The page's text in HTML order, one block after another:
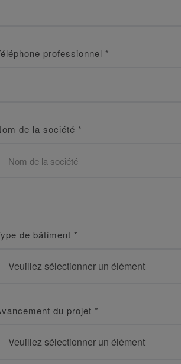
professionnel *
de la société *
de bâtiment *
du projet *